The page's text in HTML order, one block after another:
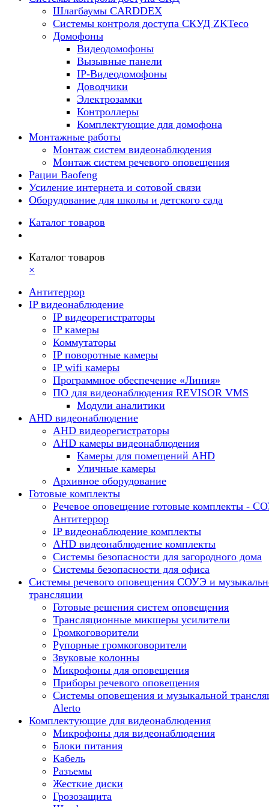
Шлагбаумы CARDDEX
Системы контроля доступа СКУД ZKTeco
Домофоны
Видеодомофоны
Вызывные панели
IP-Видеодомофоны
Доводчики
Электрозамки
Контроллеры
Комплектующие для домофона
Монтажные работы
Монтаж систем видеонаблюдения
Монтаж систем речевого оповещения
Рации Baofeng
Усиление интернета и сотовой связи
Оборудование для школы и детского сада
Каталог товаров
Каталог товаров
×
Антитеррор
IP видеонаблюдение
IP видеорегистраторы
IP камеры
Коммутаторы
IP поворотные камеры
IP wifi камеры
Программное обеспечение «Линия»
ПО для видеонаблюдения REVISOR VMS
Модули аналитики
AHD видеонаблюдение
AHD видеорегистраторы
AHD камеры видеонаблюдения
Камеры для помещений AHD
Уличные камеры
Архивное оборудование
Готовые комплекты
Речевое оповещение готовые комплекты -
Антитеррор
IP видеонаблюдение комплекты
AHD видеонаблюдение комплекты
Системы безопасности для загородного дома
Системы безопасности для офиса
Системы речевого оповещения СОУЭ и
трансляции
Готовые решения систем оповещения
Трансляционные микшеры усилители
Громкоговорители
Рупорные громкоговорители
Звуковые колонны
Микрофоны для оповещения
Приборы речевого оповещения
Системы оповещения и музыкальной
Alerto
Комплектующие для видеонаблюдения
Микрофоны для видеонаблюдения
Блоки питания
Кабель
Разъемы
Жесткие диски
Грозозащита